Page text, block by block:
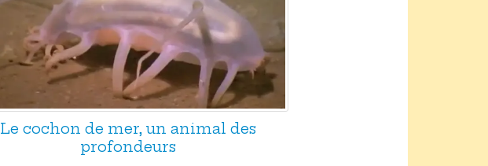
Le cochon de mer, un animal des
profondeurs